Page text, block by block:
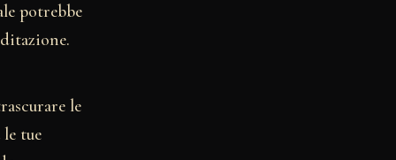
potrebbe
le
tue